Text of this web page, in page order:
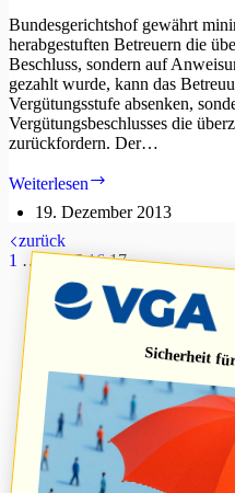
Bundesgerichtshof gewährt
herabgestuften Betreuern die
Beschluss, sondern auf
gezahlt wurde, kann das
Vergütungsstufe absenken,
Vergütungsbeschlusses die
zurückfordern. Der…
Weiterlesen
Berufsbetreuern
überzahlte
für
bis
Jahre
zurückgefordert
werden
19. Dezember 2013
zurück
1 … 14 15 16 17
Sicherheit